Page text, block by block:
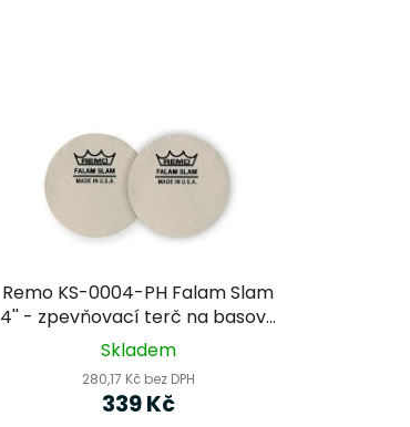
Remo KS-0004-PH Falam Slam
4'' - zpevňovací terč na basový
buben
Skladem
280,17 Kč bez DPH
339 Kč